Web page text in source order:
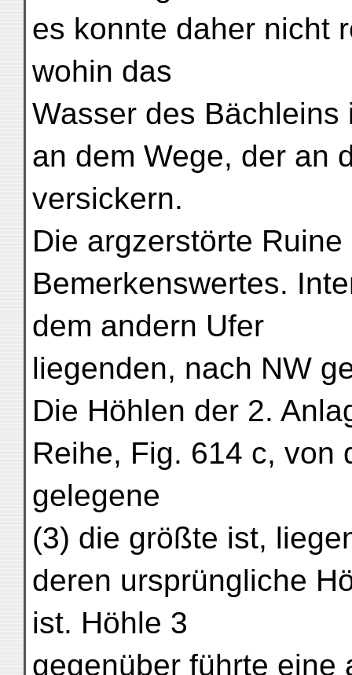
es konnte daher nicht
wohin das
Wasser des
an dem Wege, der an
versickern.
Die argzerstörte
Bemerkenswertes.
dem andern Ufer
liegenden, nach NW
Die Höhlen der 2.
Reihe, Fig. 614 c, von
gelegene
(3) die größte ist,
deren ursprüngliche
ist. Höhle 3
gegenüber führte eine